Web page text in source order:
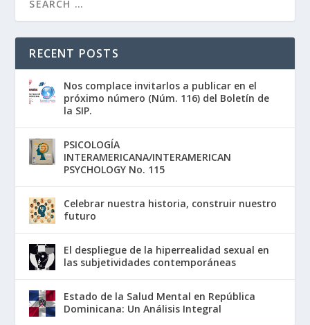
RECENT POSTS
Nos complace invitarlos a publicar en el
próximo número (Núm. 116) del Boletín de
la SIP.
PSICOLOGÍA
INTERAMERICANA/INTERAMERICAN
PSYCHOLOGY No. 115
Celebrar nuestra historia, construir nuestro
futuro
El despliegue de la hiperrealidad sexual en
las subjetividades contemporáneas
Estado de la Salud Mental en República
Dominicana: Un Análisis Integral